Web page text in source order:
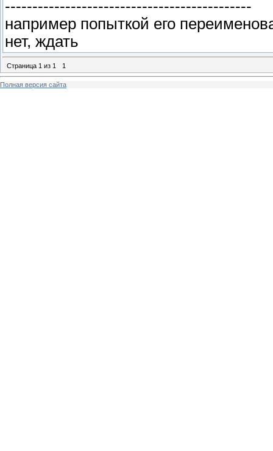
---------------------------------------------
например попыткой его
нет, ждать
Страница 1 из 1 1
Полная версия сайта